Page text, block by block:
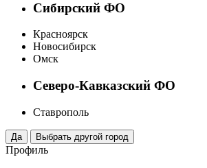
Сибирский ФО
Красноярск
Новосибирск
Омск
Северо-Кавказский ФО
Ставрополь
Профиль